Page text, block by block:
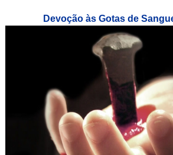
Devoção às Gotas de